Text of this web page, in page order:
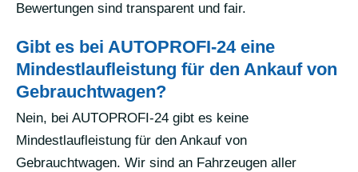
Bewertungen sind transparent und fair.
Gibt es bei AUTOPROFI-24 eine
Mindestlaufleistung für den Ankauf von
Gebrauchtwagen?
Nein, bei AUTOPROFI-24 gibt es keine
Mindestlaufleistung für den Ankauf von
Gebrauchtwagen. Wir sind an Fahrzeugen aller